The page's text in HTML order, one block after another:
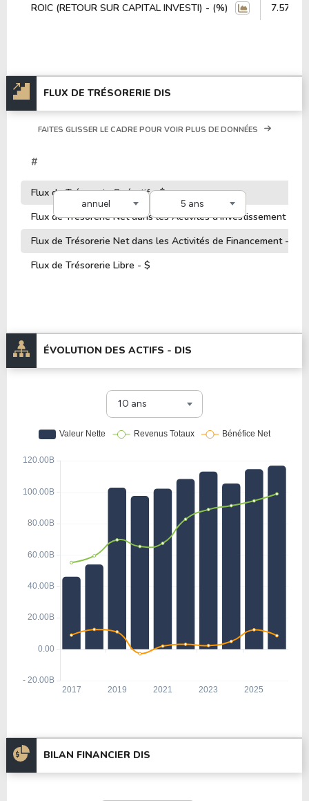
ROIC (RETOUR SUR CAPITAL INVESTI) - (%)
7.57%
FLUX DE TRÉSORERIE DIS
annuel 5 ans
FAITES GLISSER LE CADRE POUR VOIR PLUS DE DONNÉES
#
Flux de Trésorerie Opératif - $
Flux de Trésorerie Net dans les Activités d'Investissement - $
Flux de Trésorerie Net dans les Activités de Financement - $
Flux de Trésorerie Libre - $
ÉVOLUTION DES ACTIFS - DIS
10 ans
BILAN FINANCIER DIS